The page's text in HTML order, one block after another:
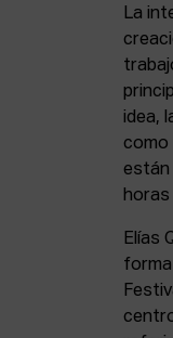
La
idea,
como
están
Elías